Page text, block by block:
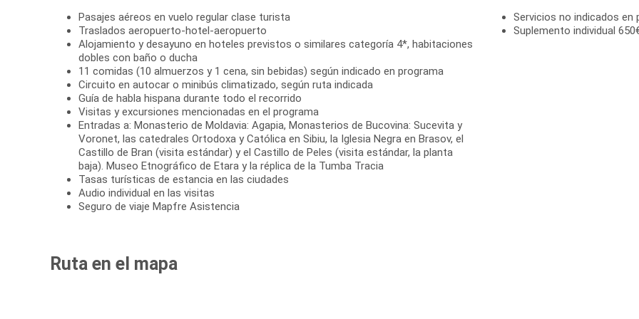
Pasajes aéreos en vuelo regular clase turista
Traslados aeropuerto-hotel-aeropuerto
Alojamiento y desayuno en hoteles previstos o similares categoría 4*, habitaciones
dobles con baño o ducha
11 comidas (10 almuerzos y 1 cena, sin bebidas) según indicado en programa
Circuito en autocar o minibús climatizado, según ruta indicada
Guía de habla hispana durante todo el recorrido
Visitas y excursiones mencionadas en el programa
Entradas a: Monasterio de Moldavia: Agapia, Monasterios de Bucovina: Sucevita y
Voronet, las catedrales Ortodoxa y Católica en Sibiu, la Iglesia Negra en Brasov, el
Castillo de Bran (visita estándar) y el Castillo de Peles (visita estándar, la planta
baja). Museo Etnográfico de Etara y la réplica de la Tumba Tracia
Tasas turísticas de estancia en las ciudades
Audio individual en las visitas
Seguro de viaje Mapfre Asistencia
Servicios no indicados en
Suplemento individual
Ruta en el mapa